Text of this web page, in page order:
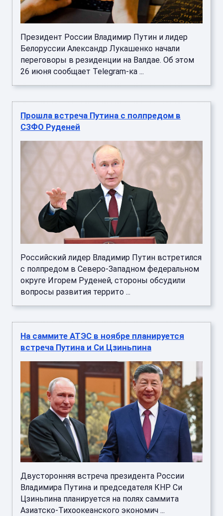
Президент России Владимир Путин и лидер
Белоруссии Александр Лукашенко начали
переговоры в резиденции на Валдае. Об этом
26 июня сообщает Telegram-ка ...
Прошла встреча Путина с полпредом в
СЗФО Руденей
Российский лидер Владимир Путин встретился
с полпредом в Северо-Западном федеральном
округе Игорем Руденей, стороны обсудили
вопросы развития террито ...
На саммите АТЭС в ноябре планируется
встреча Путина и Си Цзиньпина
Двусторонняя встреча президента России
Владимира Путина и председателя КНР Си
Цзиньпина планируется на полях саммита
Азиатско-Тихоокеанского экономич ...